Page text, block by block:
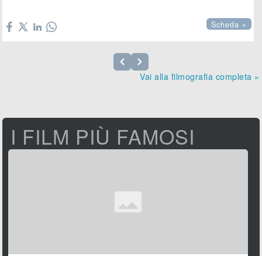
Scheda »
Vai alla filmografia completa »
I FILM PIÙ FAMOSI